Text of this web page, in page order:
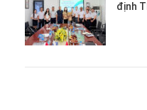
định